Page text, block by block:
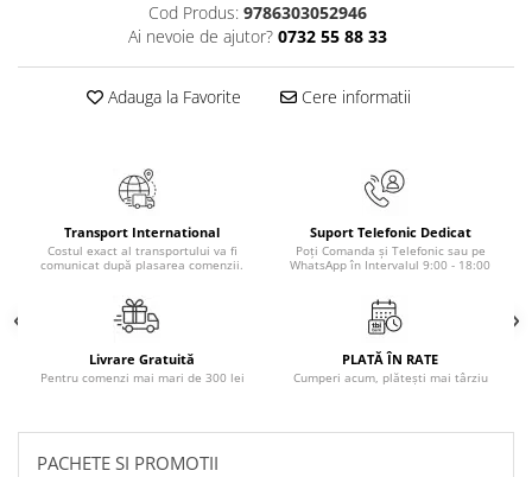
Cod Produs: 9786303052946
Ai nevoie de ajutor? 0732 55 88 33
Adauga la Favorite Cere informatii
Transport International
Costul exact al transportului va fi
comunicat după plasarea comenzii.
Suport Telefonic Dedicat
Poți Comanda și Telefonic sau pe
WhatsApp în Intervalul 9:00 - 18:00
Livrare Gratuită
Pentru comenzi mai mari de 300 lei
PLATĂ ÎN RATE
Cumperi acum, plătești mai târziu
PACHETE SI PROMOTII